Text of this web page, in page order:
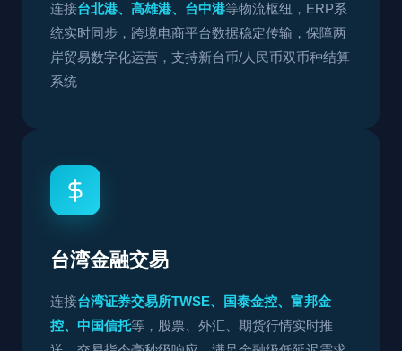
连接台北港、高雄港、台中港等物流枢纽，ERP系
统实时同步，跨境电商平台数据稳定传输，保障两
岸贸易数字化运营，支持新台币/人民币双币种结算
系统
台湾金融交易
连接台湾证券交易所TWSE、国泰金控、富邦金
控、中国信托等，股票、外汇、期货行情实时推